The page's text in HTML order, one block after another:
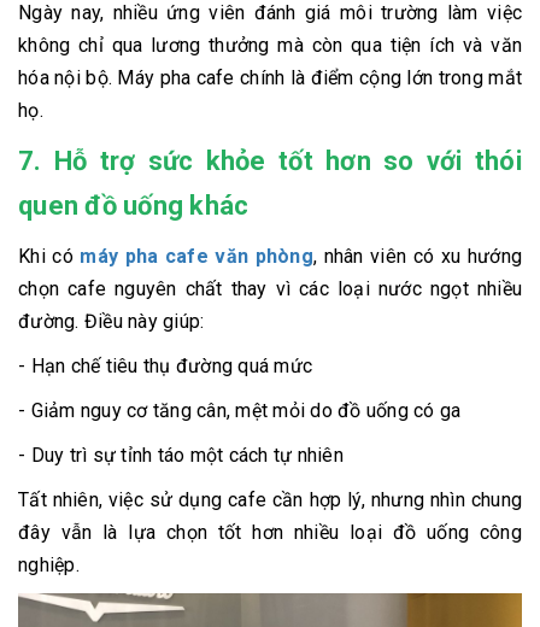
Ngày nay, nhiều ứng viên đánh giá môi trường làm việc
không chỉ qua lương thưởng mà còn qua tiện ích và văn
hóa nội bộ. Máy pha cafe chính là điểm cộng lớn trong mắt
họ.
7. Hỗ trợ sức khỏe tốt hơn so với thói
quen đồ uống khác
Khi có máy pha cafe văn phòng, nhân viên có xu hướng
chọn cafe nguyên chất thay vì các loại nước ngọt nhiều
đường. Điều này giúp:
- Hạn chế tiêu thụ đường quá mức
- Giảm nguy cơ tăng cân, mệt mỏi do đồ uống có ga
- Duy trì sự tỉnh táo một cách tự nhiên
Tất nhiên, việc sử dụng cafe cần hợp lý, nhưng nhìn chung
đây vẫn là lựa chọn tốt hơn nhiều loại đồ uống công
nghiệp.